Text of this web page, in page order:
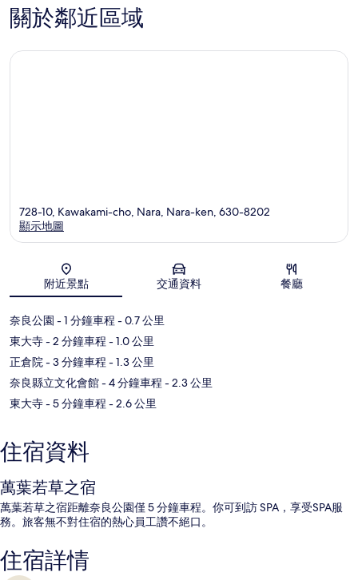
關於鄰近區域
地圖
728-10, Kawakami-cho, Nara, Nara-ken, 630-8202
顯示地圖
附近景點 交通資料 餐廳
奈良公園 - 1 分鐘車程 - 0.7 公里
東大寺- 2 分鐘車程 - 1.0 公里
正倉院- 3 分鐘車程 - 1.3 公里
奈良縣立文化會館- 4 分鐘車程 - 2.3 公里
東大寺- 5 分鐘車程 - 2.6 公里
住宿資料
萬葉若草之宿
萬葉若草之宿距離奈良公園僅 5 分鐘車程。你可到訪 SPA，享受SPA服
務。旅客無不對住宿的熱心員工讚不絕口。
住宿詳情